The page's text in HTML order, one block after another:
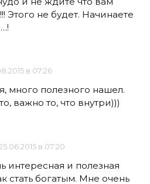
Этого не будет. Начинаете
в 07:26
много полезного нашел.
важно то, что внутри)))
в 07:20
интересная и полезная
стать богатым. Мне очень